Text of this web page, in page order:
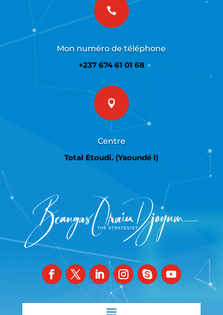

Mon numéro de téléphone
+237 674 61 01 68

Centre
Total Etoudi. (Yaoundé I)